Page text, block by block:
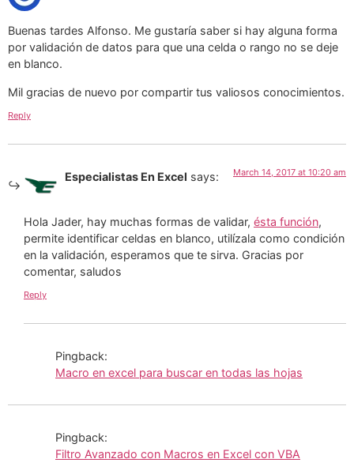
Buenas tardes Alfonso. Me gustaría saber si hay alguna forma
por validación de datos para que una celda o rango no se deje
en blanco.
Mil gracias de nuevo por compartir tus valiosos conocimientos.
Reply
Especialistas En Excel says: March 14, 2017 at 10:20 am
Hola Jader, hay muchas formas de validar, ésta función,
permite identificar celdas en blanco, utilízala como condición
en la validación, esperamos que te sirva. Gracias por
comentar, saludos
Reply
Pingback:
Macro en excel para buscar en todas las hojas
Pingback:
Filtro Avanzado con Macros en Excel con VBA